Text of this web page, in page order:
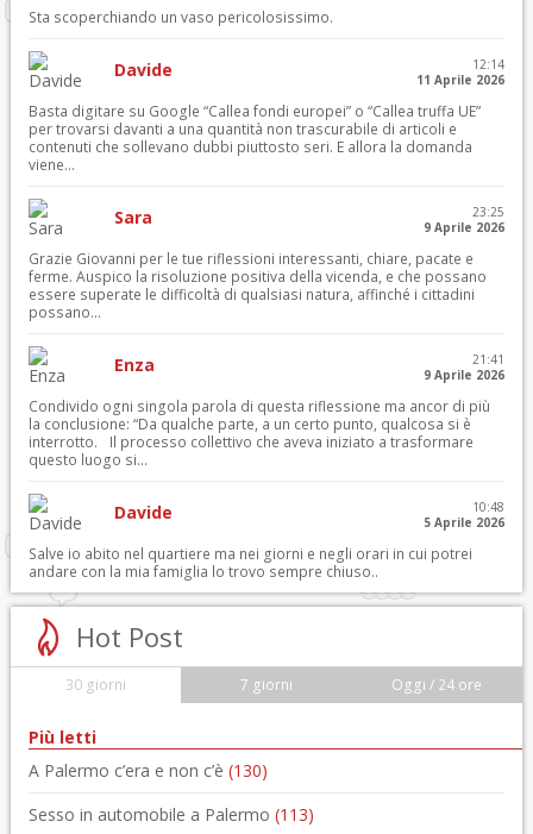
Sta scoperchiando un vaso pericolosissimo.
Davide
12:14
11 Aprile 2026
Basta digitare su Google “Callea fondi europei” o “Callea truffa UE”
per trovarsi davanti a una quantità non trascurabile di articoli e
contenuti che sollevano dubbi piuttosto seri. E allora la domanda
viene...
Sara
23:25
9 Aprile 2026
Grazie Giovanni per le tue riflessioni interessanti, chiare, pacate e
ferme. Auspico la risoluzione positiva della vicenda, e che possano
essere superate le difficoltà di qualsiasi natura, affinché i cittadini
possano...
Enza
21:41
9 Aprile 2026
Condivido ogni singola parola di questa riflessione ma ancor di più
la conclusione: “Da qualche parte, a un certo punto, qualcosa si è
interrotto. Il processo collettivo che aveva iniziato a trasformare
questo luogo si...
Davide
10:48
5 Aprile 2026
Salve io abito nel quartiere ma nei giorni e negli orari in cui potrei
andare con la mia famiglia lo trovo sempre chiuso..
Hot Post
30 giorni 7 giorni Oggi / 24 ore
Più letti
A Palermo c’era e non c’è (130)
Sesso in automobile a Palermo (113)